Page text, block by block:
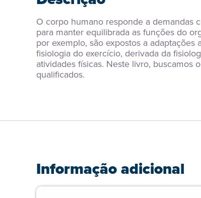
O corpo humano responde a demandas
para manter equilibrada as funções do
por exemplo, são expostos a
fisiologia do exercício, derivada da
atividades físicas. Neste livro,
qualificados.
Informação adicional